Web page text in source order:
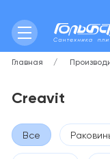
Главная
Creavit
Все